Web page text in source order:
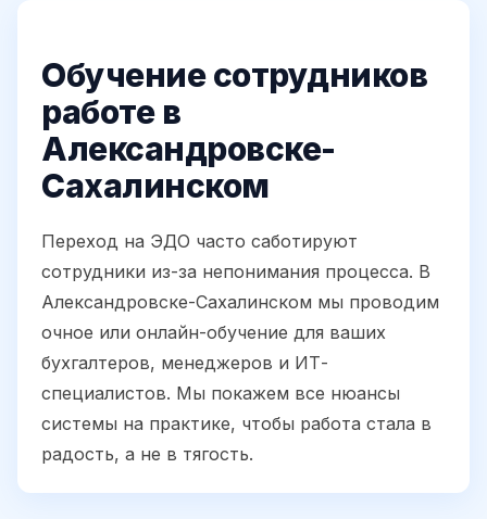
Обучение сотрудников
работе в
Александровске-
Сахалинском
Переход на ЭДО часто саботируют
сотрудники из-за непонимания процесса. В
Александровске-Сахалинском мы проводим
очное или онлайн-обучение для ваших
бухгалтеров, менеджеров и ИТ-
специалистов. Мы покажем все нюансы
системы на практике, чтобы работа стала в
радость, а не в тягость.